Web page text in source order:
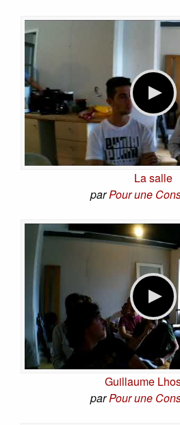
La salle
parPour une
Guillaume
parPour une